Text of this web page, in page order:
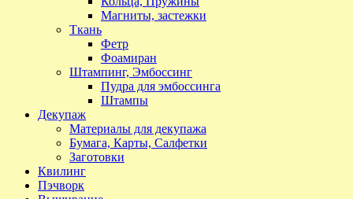
Магниты, застежки
Ткань
Фетр
Фоамиран
Штампинг, Эмбоссинг
Пудра для эмбоссинга
Штампы
Декупаж
Материалы для декупажа
Бумага, Карты, Салфетки
Заготовки
Квилинг
Пэчворк